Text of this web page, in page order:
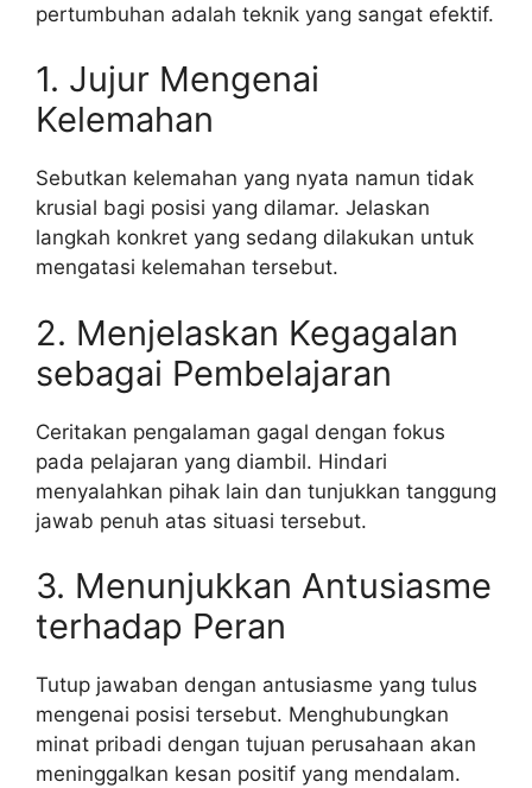
pertumbuhan adalah teknik yang sangat efektif.
1. Jujur Mengenai
Kelemahan
Sebutkan kelemahan yang nyata namun tidak
krusial bagi posisi yang dilamar. Jelaskan
langkah konkret yang sedang dilakukan untuk
mengatasi kelemahan tersebut.
2. Menjelaskan Kegagalan
sebagai Pembelajaran
Ceritakan pengalaman gagal dengan fokus
pada pelajaran yang diambil. Hindari
menyalahkan pihak lain dan tunjukkan tanggung
jawab penuh atas situasi tersebut.
3. Menunjukkan Antusiasme
terhadap Peran
Tutup jawaban dengan antusiasme yang tulus
mengenai posisi tersebut. Menghubungkan
minat pribadi dengan tujuan perusahaan akan
meninggalkan kesan positif yang mendalam.